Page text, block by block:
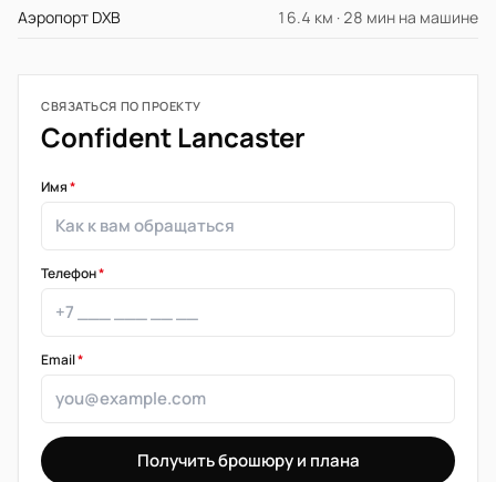
Аэропорт DXB 16.4 км · 28 мин на машине
СВЯЗАТЬСЯ ПО ПРОЕКТУ
Confident Lancaster
Имя*
Телефон*
Email*
Получить брошюру и плана